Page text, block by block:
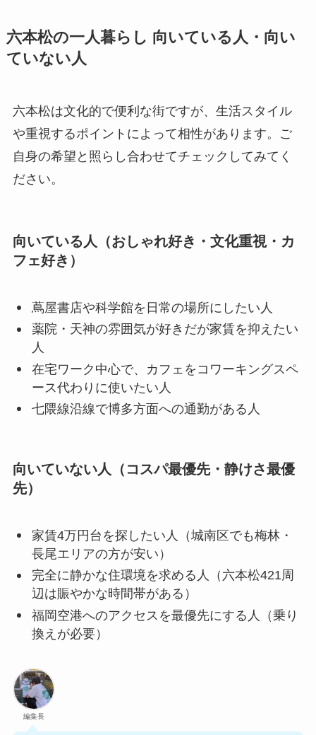
六本松の一人暮らし 向いている人・向い
ていない人
六本松は文化的で便利な街ですが、生活スタイル
や重視するポイントによって相性があります。ご
自身の希望と照らし合わせてチェックしてみてく
ださい。
向いている人（おしゃれ好き・文化重視・カ
フェ好き）
蔦屋書店や科学館を日常の場所にしたい人
薬院・天神の雰囲気が好きだが家賃を抑えたい
人
在宅ワーク中心で、カフェをコワーキングスペ
ース代わりに使いたい人
七隈線沿線で博多方面への通勤がある人
向いていない人（コスパ最優先・静けさ最優
先）
家賃4万円台を探したい人（城南区でも梅林・
長尾エリアの方が安い）
完全に静かな住環境を求める人（六本松421周
辺は賑やかな時間帯がある）
福岡空港へのアクセスを最優先にする人（乗り
換えが必要）
編集長